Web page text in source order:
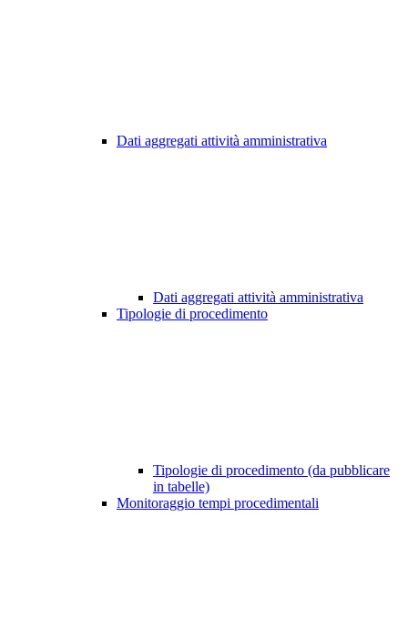
Dati aggregati attività amministrativa
Dati aggregati attività amministrativa
Tipologie di procedimento
Tipologie di procedimento (da pubblicare
in tabelle)
Monitoraggio tempi procedimentali